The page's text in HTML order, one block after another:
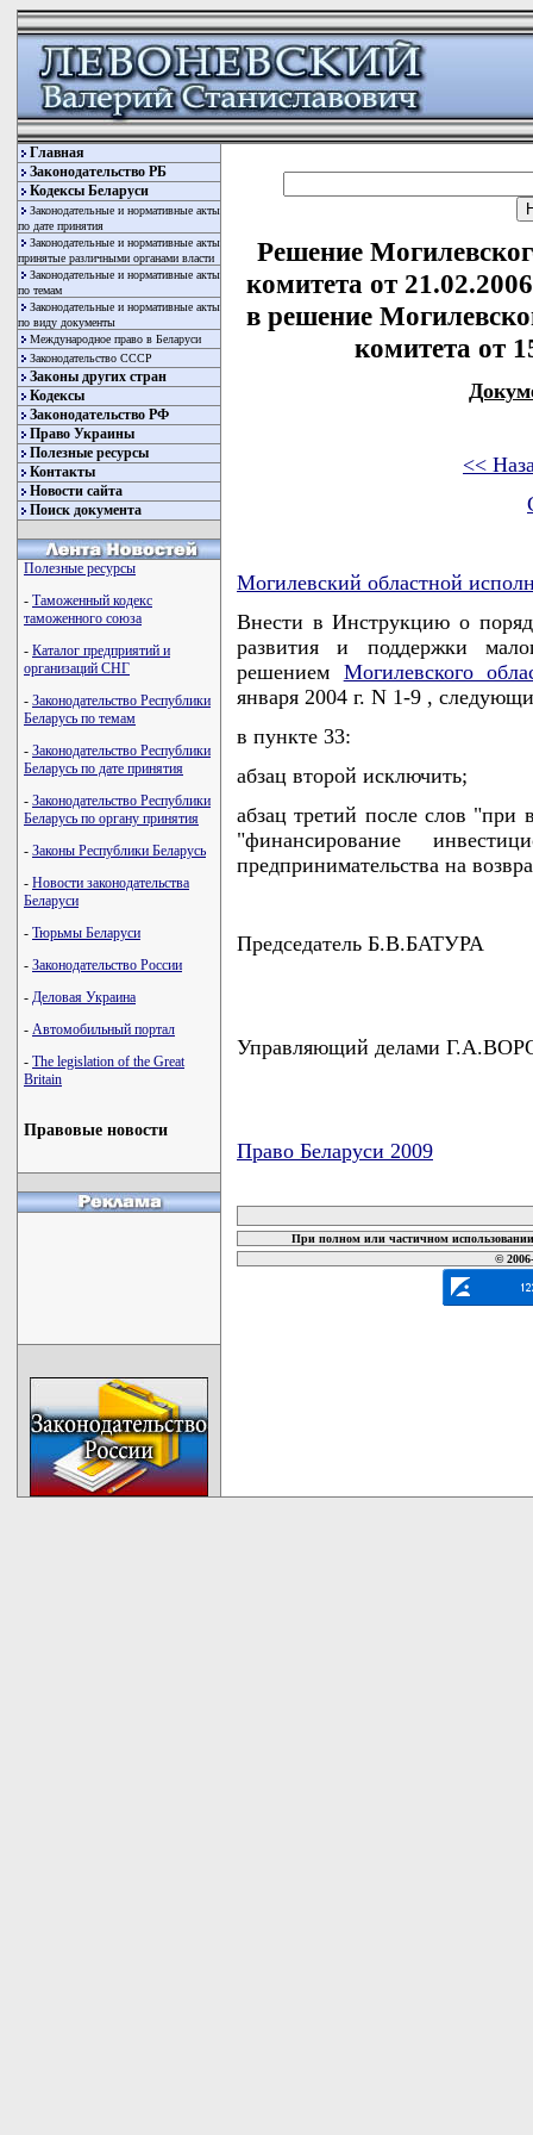
Главная
Законодательство РБ
Кодексы Беларуси
Законодательные и нормативные акты
по дате принятия
Законодательные и нормативные акты
принятые различными органами власти
Законодательные и нормативные акты
по темам
Законодательные и нормативные акты
по виду документы
Международное право в Беларуси
Законодательство СССР
Законы других стран
Кодексы
Законодательство РФ
Право Украины
Полезные ресурсы
Контакты
Новости сайта
Поиск документа
Полезные ресурсы
- Таможенный кодекс
таможенного союза
- Каталог предприятий и
организаций СНГ
- Законодательство Республики
Беларусь по темам
- Законодательство Республики
Беларусь по дате принятия
- Законодательство Республики
Беларусь по органу принятия
- Законы Республики Беларусь
- Новости законодательства
Беларуси
- Тюрьмы Беларуси
- Законодательство России
- Деловая Украина
- Автомобильный портал
- The legislation of the Great
Britain
Правовые новости
Решение
комитета от
в решение
комитета от
<<
Могилевский областной
Внести в Инструкцию о
развития и поддержки
решением Могилевского
января 2004 г. N 1-9 ,
в пункте 33:
абзац второй исключить;
абзац третий после слов "при
"финансирование
предпринимательства на
Председатель Б.В.БАТУРА
Управляющий делами
Право Беларуси 2009
При полном или частичном
©